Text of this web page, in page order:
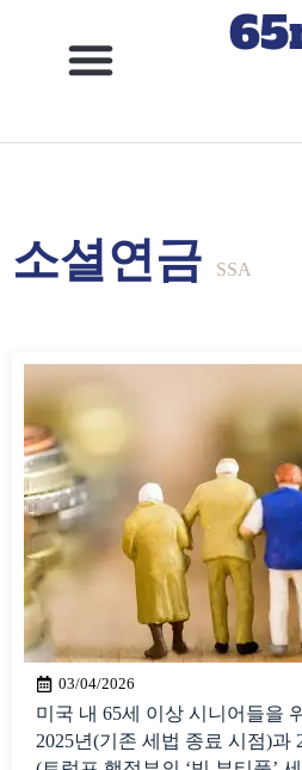
소셜연금 SSA
03/04/2026
미국 내 65세 이상 시니어들을
2025년(기존 세법 종료 시점)과